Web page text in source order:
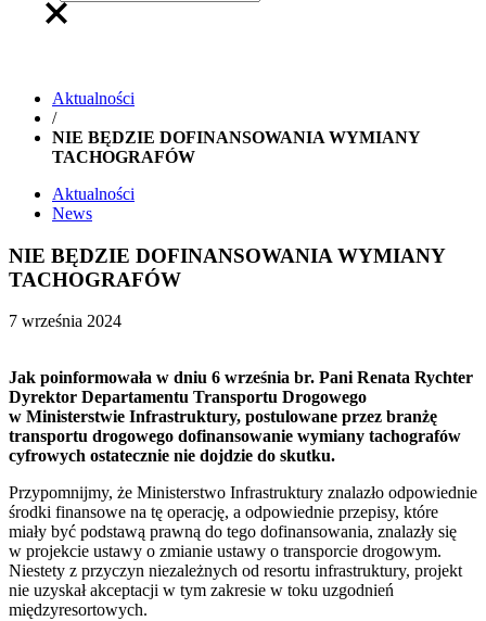
Aktualności
/
NIE BĘDZIE DOFINANSOWANIA WYMIANY
TACHOGRAFÓW
Aktualności
News
NIE BĘDZIE DOFINANSOWANIA WYMIANY
TACHOGRAFÓW
7 września 2024
Jak poinformowała w dniu 6 września br. Pani Renata Rychter
Dyrektor Departamentu Transportu Drogowego
w Ministerstwie Infrastruktury, postulowane przez branżę
transportu drogowego dofinansowanie wymiany tachografów
cyfrowych ostatecznie nie dojdzie do skutku.
Przypomnijmy, że Ministerstwo Infrastruktury znalazło odpowiednie
środki finansowe na tę operację, a odpowiednie przepisy, które
miały być podstawą prawną do tego dofinansowania, znalazły się
w projekcie ustawy o zmianie ustawy o transporcie drogowym.
Niestety z przyczyn niezależnych od resortu infrastruktury, projekt
nie uzyskał akceptacji w tym zakresie w toku uzgodnień
międzyresortowych.